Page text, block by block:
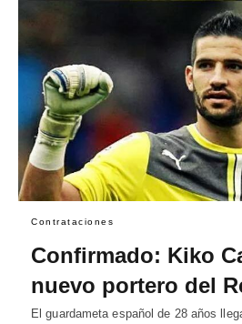
Contrataciones
Confirmado: Kiko
nuevo portero del
El guardameta español de 28 años